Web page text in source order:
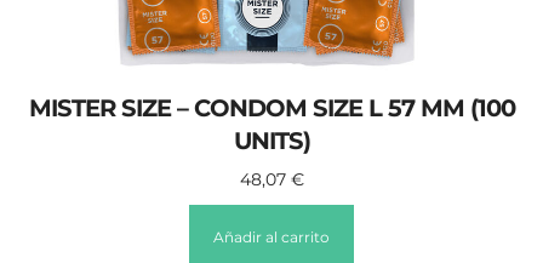
MISTER SIZE – CONDOM SIZE L 57 MM (100
UNITS)
48,07 €
Añadir al carrito